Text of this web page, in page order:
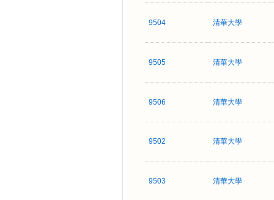
9504 清華大學
9505 清華大學
9506 清華大學
9502 清華大學
9503 清華大學